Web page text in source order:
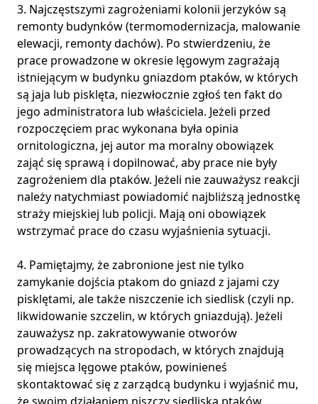
3. Najczęstszymi zagrożeniami kolonii jerzyków są
remonty budynków (termomodernizacja, malowanie
elewacji, remonty dachów). Po stwierdzeniu, że
prace prowadzone w okresie lęgowym zagrażają
istniejącym w budynku gniazdom ptaków, w których
są jaja lub pisklęta, niezwłocznie zgłoś ten fakt do
jego administratora lub właściciela. Jeżeli przed
rozpoczęciem prac wykonana była opinia
ornitologiczna, jej autor ma moralny obowiązek
zająć się sprawą i dopilnować, aby prace nie były
zagrożeniem dla ptaków. Jeżeli nie zauważysz reakcji
należy natychmiast powiadomić najbliższą jednostkę
straży miejskiej lub policji. Mają oni obowiązek
wstrzymać prace do czasu wyjaśnienia sytuacji.
4. Pamiętajmy, że zabronione jest nie tylko
zamykanie dojścia ptakom do gniazd z jajami czy
pisklętami, ale także niszczenie ich siedlisk (czyli np.
likwidowanie szczelin, w których gniazdują). Jeżeli
zauważysz np. zakratowywanie otworów
prowadzących na stropodach, w których znajdują
się miejsca lęgowe ptaków, powinieneś
skontaktować się z zarządcą budynku i wyjaśnić mu,